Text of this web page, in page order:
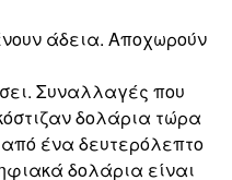
άδεια. Αποχωρούν
Συναλλαγές που
δολάρια τώρα
ένα δευτερόλεπτο
δολάρια είναι